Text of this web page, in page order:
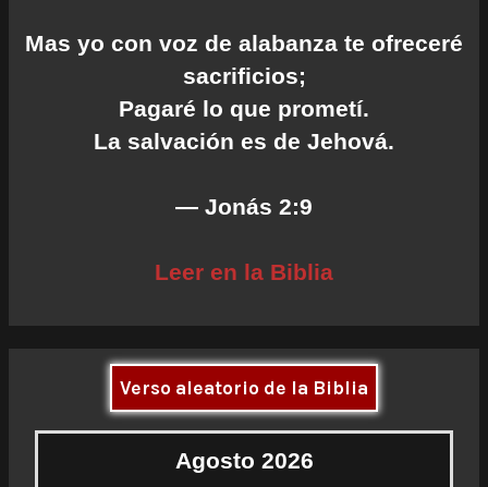
Mas yo con voz de alabanza te ofreceré
sacrificios;
Pagaré lo que prometí.
La salvación es de Jehová.
— Jonás 2:9
Leer en la Biblia
Verso aleatorio de la Biblia
Agosto 2026